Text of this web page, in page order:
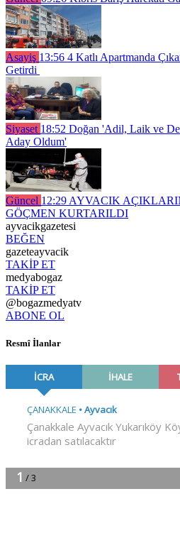
Asayiş 13:56 4 Katlı Apartmanda
Getirdi
Siyaset 18:52 Doğan 'Adil, Laik ve
Aday Oldum'
Güncel 12:29 AYVACIK
GÖÇMEN KURTARILDI
ayvacikgazetesi
BEĞEN
gazeteayvacik
TAKİP ET
medyabogaz
TAKİP ET
@bogazmedyatv
ABONE OL
Resmî İlanlar